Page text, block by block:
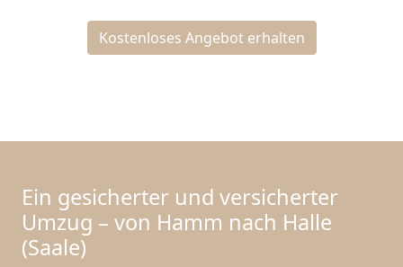
Kostenloses Angebot erhalten
Ein gesicherter und versicherter
Umzug – von Hamm nach Halle
(Saale)